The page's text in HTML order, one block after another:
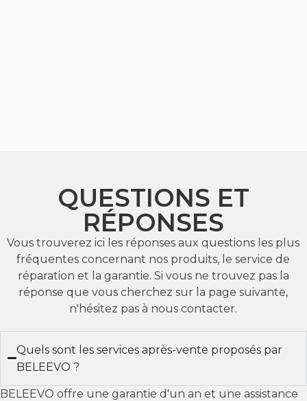
QUESTIONS ET
RÉPONSES
Vous trouverez ici les réponses aux questions les plus
fréquentes concernant nos produits, le service de
réparation et la garantie. Si vous ne trouvez pas la
réponse que vous cherchez sur la page suivante,
n'hésitez pas à nous contacter.
Quels sont les services après-vente proposés par
BELEEVO ?
BELEEVO offre une garantie d'un an et une assistance